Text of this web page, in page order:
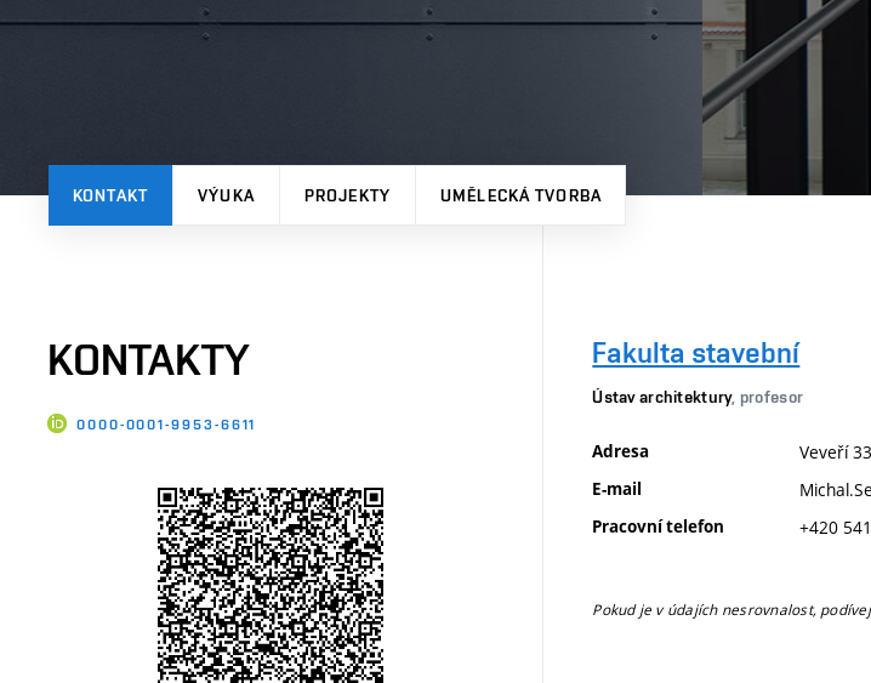
KONTAKT VÝUKA PROJEKTY UMĚLECKÁ TVORBA
KONTAKTY
0000-0001-9953-6611
Fakulta stavební
Ústav architektury, profesor
Adresa Veveří
E-mail
Pracovní telefon +420
Pokud je v údajích nesrovnalost,